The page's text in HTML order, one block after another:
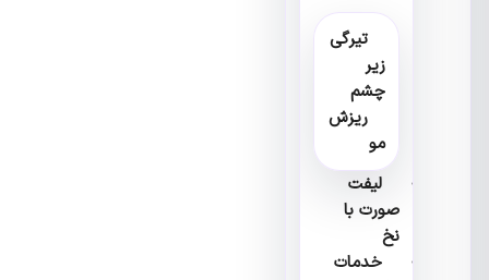
تیرگی
چشم
ریزش
لیفت
صورت با
خدمات